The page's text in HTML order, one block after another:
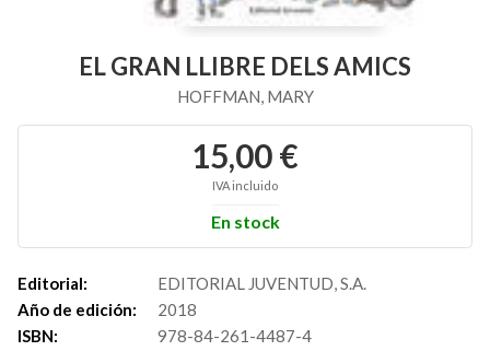
EL GRAN LLIBRE DELS AMICS
HOFFMAN, MARY
15,00 €
IVA incluido
En stock
Editorial:
EDITORIAL JUVENTUD, S.A.
Año de edición:
2018
ISBN:
978-84-261-4487-4